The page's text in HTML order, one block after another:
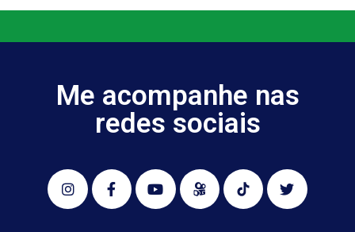
Me acompanhe nas
redes sociais